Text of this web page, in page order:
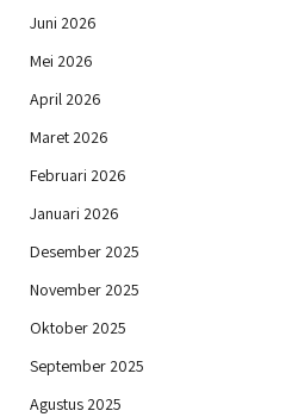
Juni 2026
Mei 2026
April 2026
Maret 2026
Februari 2026
Januari 2026
Desember 2025
November 2025
Oktober 2025
September 2025
Agustus 2025